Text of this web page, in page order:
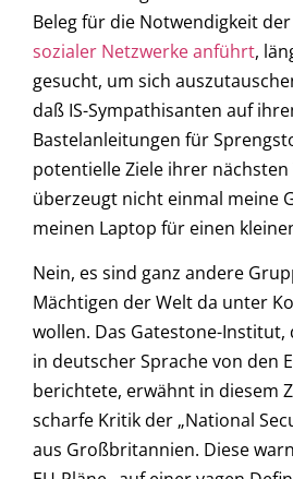
Beleg für die Notwendigkeit der
sozialer Netzwerke anführt,
gesucht, um sich
daß IS-Sympathisanten auf
Bastelanleitungen für
potentielle Ziele ihrer
überzeugt nicht einmal meine
meinen Laptop für einen
Nein, es sind ganz andere
Mächtigen der Welt da unter
wollen. Das Gatestone-Institut,
in deutscher Sprache von den
berichtete, erwähnt in diesem
scharfe Kritik der „National
aus Großbritannien. Diese